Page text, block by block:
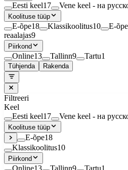
Eesti keel17 Vene keel - на
Koolituse tüüp
E-õpe18 Klassikoolitus10 E-
reaalajas9
Piirkond
Online13 Tallinn9 Tartu1
Tühjenda Rakenda
Filtreeri
Keel
Eesti keel17 Vene keel - на
Koolituse tüüp
E-õpe18
Klassikoolitus10
Piirkond
Online13 Tallinn9 Tartu1